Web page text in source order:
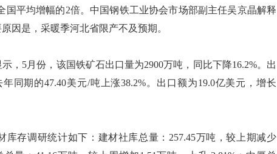
国平均增幅的2倍。中国钢铁工业协会市场部副主任吴京晶解释
因是，采暖季河北省限产不及预期。
5月份，该国铁矿石出口量为2900万吨，同比下降16.2%。出
同期的47.40美元/吨上涨38.2%。出口额为19.0亿美元，增长
存调研统计如下：建材社库总量：257.45万吨，较上期减少